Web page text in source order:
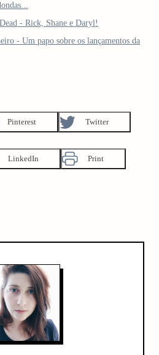
- Rick, Shane e Daryl!
- Um papo sobre os lançamentos da
Pinterest Twitter
LinkedIn Print